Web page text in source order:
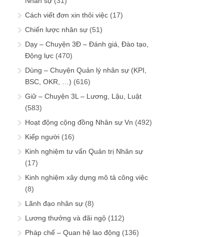
Cách viết đơn xin thôi việc (17)
Chiến lược nhân sự (51)
Dạy – Chuyện 3Đ – Đánh giá, Đào tạo,
Động lực (470)
Dùng – Chuyện Quản lý nhân sự (KPI,
BSC, OKR, …) (616)
Giữ – Chuyện 3L – Lương, Lậu, Luật
(583)
Hoạt động cộng đồng Nhân sự Vn (492)
Kiếp người (16)
Kinh nghiệm tư vấn Quản trị Nhân sự
(17)
Kinh nghiệm xây dựng mô tả công việc
(8)
Lãnh đạo nhân sự (8)
Lương thưởng và đãi ngộ (112)
Pháp chế – Quan hệ lao động (136)